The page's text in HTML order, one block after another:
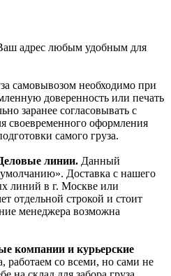
адрес любым удобным для
самовывозом необходимо при
доверенность или печать
заранее согласовывать с
своевременного оформления
самого груза.
линии. Данный
Доставка с нашего
линий в г. Москве или
отдельной строкой и стоит
менеджера возможна
компании и курьерские
работаем со всеми, но сами не